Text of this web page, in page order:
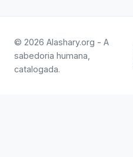
© 2026 Alashary.org - A
sabedoria humana,
catalogada.